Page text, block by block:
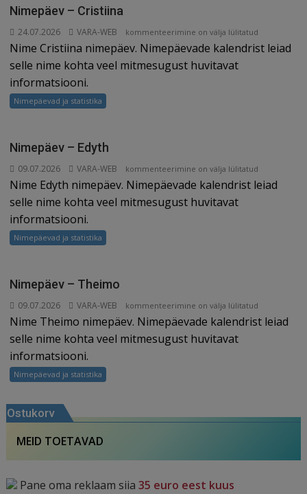
k
Nimepäev – Cristiina
24.07.2026 VARA-WEB
Nimepäev
–
Cristiina
kommenteerimine on välja lülitatud
Nime Cristiina nimepäev. Nimepäevade kalendrist leiad
selle nime kohta veel mitmesugust huvitavat
informatsiooni.
Nimepäevad ja statistika
Nimepäev – Edyth
09.07.2026 VARA-WEB
Nimepäev
–
Edyth
kommenteerimine on välja lülitatud
Nime Edyth nimepäev. Nimepäevade kalendrist leiad
selle nime kohta veel mitmesugust huvitavat
informatsiooni.
Nimepäevad ja statistika
Nimepäev – Theimo
09.07.2026 VARA-WEB
Nimepäev
–
Theimo
kommenteerimine on välja lülitatud
Nime Theimo nimepäev. Nimepäevade kalendrist leiad
selle nime kohta veel mitmesugust huvitavat
informatsiooni.
Nimepäevad ja statistika
Ostukorv
MEID TOETAVAD
Pane oma reklaam siia35 euro eest kuus